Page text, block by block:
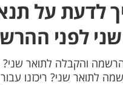
לדעת על
לפני
והקבלה לתואר שני?
לתואר שני? ריכזנו